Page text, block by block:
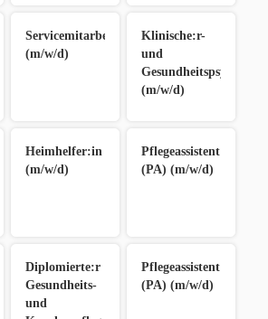
Servicemitarbeiter:in
(m/w/d)
Klinische:r-
und
(m/w/d)
Heimhelfer:in
(m/w/d)
Pflegeassistent:in
(PA) (m/w/d)
Diplomierte:r
Gesundheits-
und
Pflegeassistent:in
(PA) (m/w/d)